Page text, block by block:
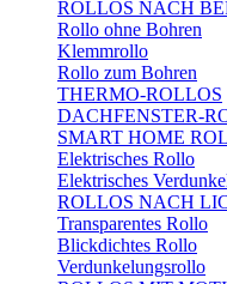
ROLLOS NACH
Rollo ohne Bohren
Klemmrollo
Rollo zum Bohren
THERMO-ROLLOS
DACHFENSTER-
SMART HOME
Elektrisches Rollo
Elektrisches
ROLLOS NACH
Transparentes Rollo
Blickdichtes Rollo
Verdunkelungsrollo